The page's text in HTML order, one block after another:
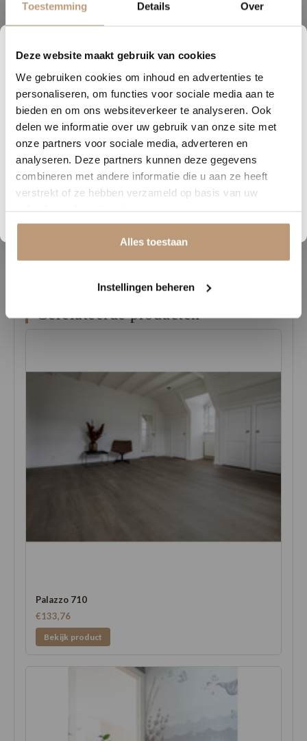
1
DAGEN
18
UREN
52
MINUTEN
10
SECONDEN
Nu tijdelijk 10% korting op
jouw vloer
Vraag snel een offerte aan en bespaar direct.
Bekijk plak PVC vloeren
Toestemming Details Over
Deze website maakt gebruik van cookies
We gebruiken cookies om inhoud en advertenties te
personaliseren, om functies voor sociale media aan te
bieden en om ons websiteverkeer te analyseren. Ook
delen we informatie over uw gebruik van onze site met
onze partners voor sociale media, adverteren en
analyseren. Deze partners kunnen deze gegevens
combineren met andere informatie die u aan ze heeft
verstrekt of ze hebben verzameld op basis van uw
Alles toestaan
Instellingen beheren
Bekijk alle reviews op Google →
Beschrijving
De Belakos Palazzo is een hoogwaardige PVC vloer met een luxe
uitstraling. Verkrijgbaar in zowel rechte plank als visgraatpatroon en
leverbaar als plak- of clickvariant. De clickuitvoering voldoet aan de
Een duurzame en onderhoudsvriendelijke vloer die perfect past in
Gerelateerde producten
Palazzo 710
€133,76
Bekijk product